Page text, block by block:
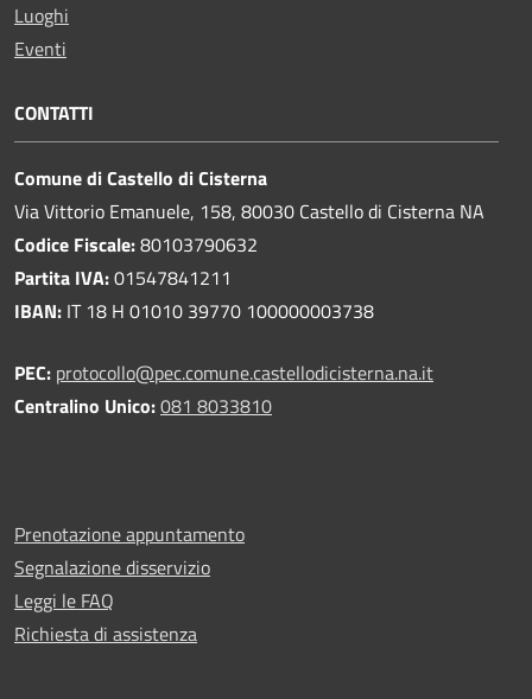
Luoghi
Eventi
CONTATTI
Comune di Castello di Cisterna
Via Vittorio Emanuele, 158, 80030 Castello di Cisterna NA
Codice Fiscale:80103790632
Partita IVA:01547841211
IBAN: IT 18 H 01010 39770 100000003738
PEC: protocollo@pec.comune.castellodicisterna.na.it
Centralino Unico:081 8033810
Prenotazione appuntamento
Segnalazione disservizio
Leggi le FAQ
Richiesta di assistenza